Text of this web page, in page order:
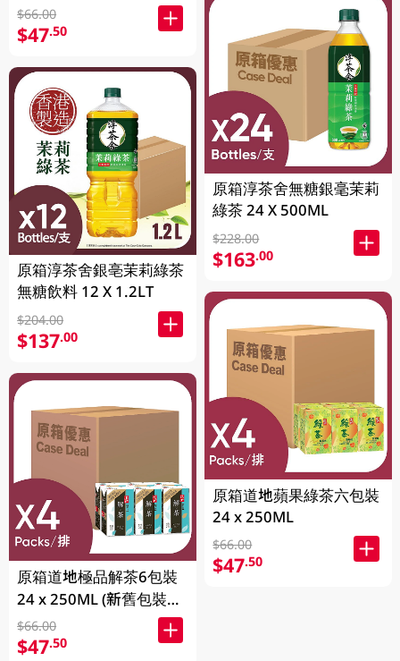
$66.00
$47.50
原箱淳茶舍銀亳茉莉綠茶
無糖飲料 12 X 1.2LT
$204.00
$137.00
原箱道地極品解茶6包裝
24 x 250ML (新舊包裝隨
機發貨)
$66.00
$47.50
原箱淳茶舍無糖銀毫茉莉
綠茶 24 X 500ML
$228.00
$163.00
原箱道地蘋果綠茶六包裝
24 x 250ML
$66.00
$47.50